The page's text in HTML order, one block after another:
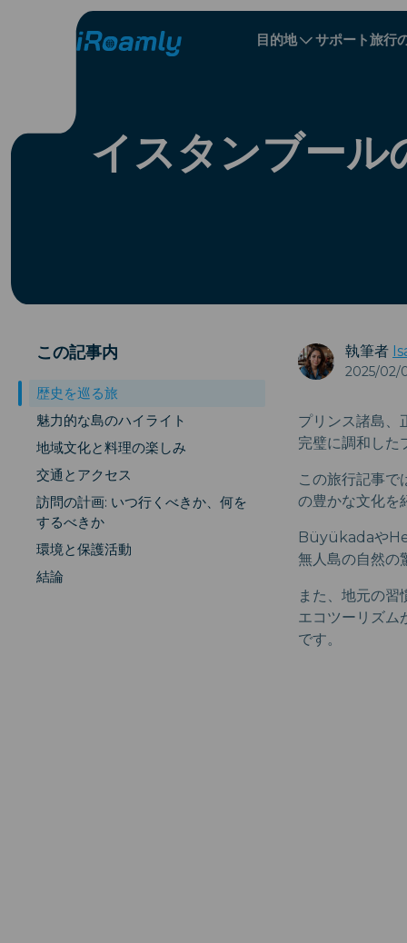
目的地 サポート旅行
リージョナル eSIM
ブルガリア
イスタンブール
この記事内
歴史を巡る旅
魅力的な島のハイライト
地域文化と料理の楽しみ
交通とアクセス
訪問の計画: いつ行くべきか、何を
するべきか
環境と保護活動
結論
執筆者
2025/02/
プリンス諸島、
完璧に調和した
この旅行記事で
の豊かな文化を
Büyükadaや
無人島の自然の
また、地元の習
エコツーリズム
です。